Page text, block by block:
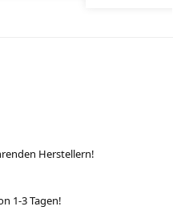
Herstellern!
1-3 Tagen!